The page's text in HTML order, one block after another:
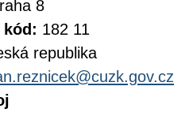
8
182 11
republika